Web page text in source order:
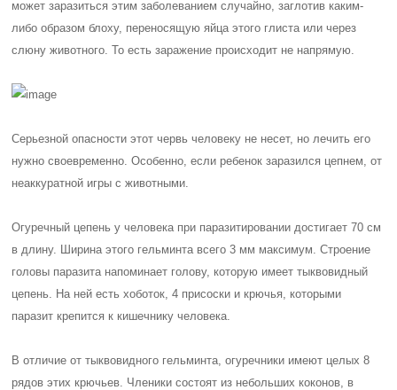
может заразиться этим заболеванием случайно, заглотив каким-
либо образом блоху, переносящую яйца этого глиста или через
слюну животного. То есть заражение происходит не напрямую.
Серьезной опасности этот червь человеку не несет, но лечить его
нужно своевременно. Особенно, если ребенок заразился цепнем, от
неаккуратной игры с животными.
Огуречный цепень у человека при паразитировании достигает 70 см
в длину. Ширина этого гельминта всего 3 мм максимум. Строение
головы паразита напоминает голову, которую имеет тыквовидный
цепень. На ней есть хоботок, 4 присоски и крючья, которыми
паразит крепится к кишечнику человека.
В отличие от тыквовидного гельминта, огуречники имеют целых 8
рядов этих крючьев. Членики состоят из небольших коконов, в